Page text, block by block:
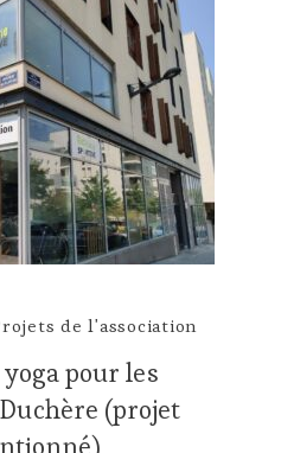
de l'association
pour les
(projet